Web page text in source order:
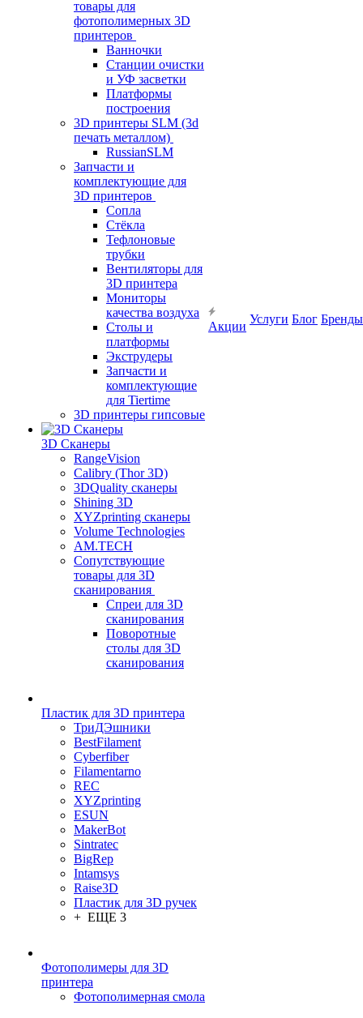
товары для
фотополимерных 3D
принтеров
Ванночки
Станции очистки
и УФ засветки
Платформы
построения
3D принтеры SLM (3d
печать металлом)
RussianSLM
Запчасти и
комплектующие для
3D принтеров
Сопла
Cтёкла
Тефлоновые
трубки
Вентиляторы для
3D принтера
Мониторы
качества воздуха
Столы и
платформы
Экструдеры
Запчасти и
комплектующие
для Tiertime
3D принтеры гипсовые
3D Сканеры
RangeVision
Calibry (Thor 3D)
3DQuality сканеры
Shining 3D
XYZprinting сканеры
Volume Technologies
AM.TECH
Сопутствующие
товары для 3D
сканирования
Спреи для 3D
сканирования
Поворотные
столы для 3D
сканирования
Пластик для 3D принтера
ТриДЭшники
BestFilament
Cyberfiber
Filamentarno
REC
XYZprinting
ESUN
MakerBot
Sintratec
BigRep
Intamsys
Raise3D
Пластик для 3D ручек
+ ЕЩЕ 3
Фотополимеры для 3D
принтера
Фотополимерная смола
Акции
Услуги Блог Бренды